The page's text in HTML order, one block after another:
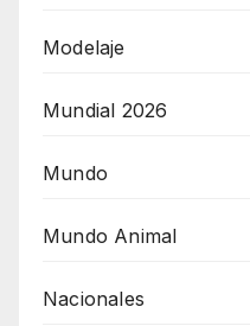
Modelaje
Mundial 2026
Mundo
Mundo Animal
Nacionales